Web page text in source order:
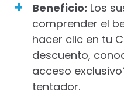
Beneficio: Los
comprender el
hacer clic en tu
descuento,
acceso
tentador.